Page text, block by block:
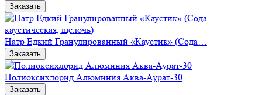
Заказать
Натр Едкий Гранулированный «Каустик» (Сода…
Заказать
Полиоксихлорид Алюминия Аква-Аурат-30
Заказать